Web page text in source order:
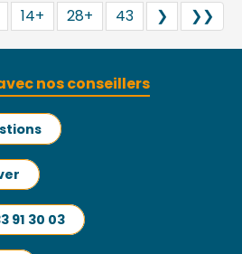
14+ 28+ 43 ❯ ❯❯
nos conseillers
91 30 03